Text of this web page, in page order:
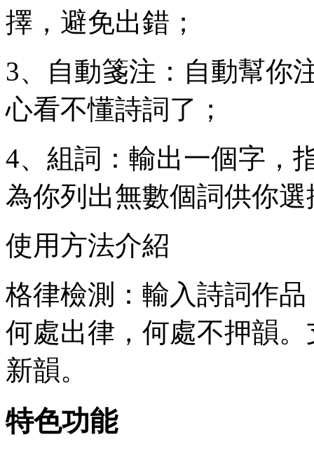
擇，避免出錯；
3、自動箋注：自動幫你
心看不懂詩詞了；
4、組詞：輸出一個字，
為你列出無數個詞供你
使用方法介紹
格律檢測：輸入詩詞作
何處出律，何處不押韻
新韻。
特色功能